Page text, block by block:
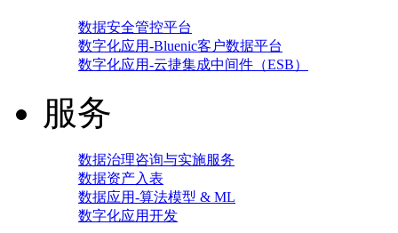
数据安全管控平台
数字化应用-Bluenic客户数据平台
数字化应用-云捷集成中间件（ESB）
服务
数据治理咨询与实施服务
数据资产入表
数据应用-算法模型 & ML
数字化应用开发